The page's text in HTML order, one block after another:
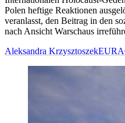
Polen heftige Reaktionen
veranlasst, den Beitrag in den
nach Ansicht Warschaus
Aleksandra Krzysztoszek